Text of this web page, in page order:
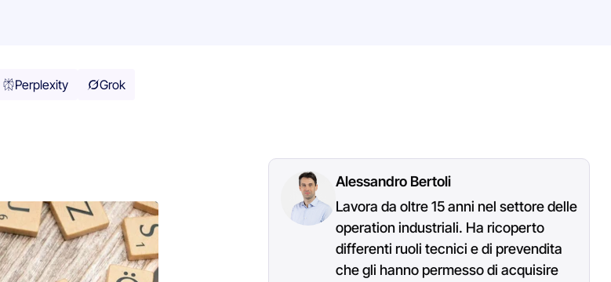
Perplexity Grok
Alessandro Bertoli
Lavora da oltre 15 anni nel settore delle
operation industriali. Ha ricoperto
differenti ruoli tecnici e di prevendita
che gli hanno permesso di acquisire